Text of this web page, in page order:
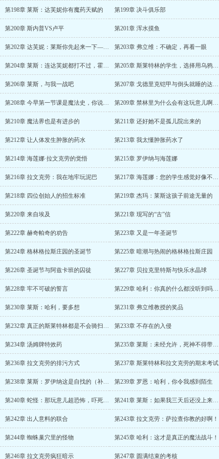
第198章 莱斯：达芙妮你有魔药天赋的 第199章 决斗俱乐部
第200章 斯内普VS卢平 第201章 浑水摸鱼
第202章 达芙妮：莱斯你先起来一下——在座的各位，都是垃圾 第203章 弗立维：不确定，再看一眼
第204章 莱斯：连达芙妮都打不过，霍格沃茨要完 第205章 斯莱特林的学生，选择用乌鸦抗击蛇群
第206章 莱斯，与我一战吧 第207章 戈德里克铠甲与倒头就睡的达芙妮
第208章 今早第一节课是魔法史，你说莱斯上课去了？！ 第209章 禁林里为什么会有这玩意儿啊？！
第210章 魔法界也是有进步的 第211章 还好她不是孤儿院出来的
第212章 让人体发生肿胀的药水 第213章 我太懂肿胀药水了
第214章 海莲娜·拉文克劳的觉悟 第215章 罗伊纳与海莲娜
第216章 拉文克劳：我在地牢玩泥巴 第217章 海莲娜：您的学生感觉好像不太聪明诶
第218章 四位创始人的招生标准 第219章 杰玛：莱斯这孩子前途无量的
第220章 来自埃及 第221章 现写的“古”信
第222章 赫奇帕奇的劝告 第223章 又是一年圣诞节
第224章 格林格拉斯庄园的圣诞节 第225章 暗潮与热闹的格林格拉斯庄园
第226章 圣诞节与阿兹卡班的囚徒 第227章 贝拉克里特斯与快乐水晶球
第228章 牢不可破的誓言 第229章 哈利：你真的什么都没听到吗？（二合一）
第230章 莱斯：哈利，要多想 第231章 弗立维教授的奖品
第232章 真正的斯莱特林都是不会骑扫帚的 第233章 不存在的入侵
第234章 汤姆牌特效药 第235章 莱斯：未经允许，死神不得带走灵魂
第236章 拉文克劳的排污方式 第237章 斯莱特林和拉文克劳的期末考试
第238章 莱斯：罗伊纳这是自找的（补更） 第239章 罗恩：哈利，你令我感到陌生
第240章 蛇怪：那玩意儿超恐怖，吓死宝宝了 第241章 莱斯：如果我三天后还没上来，请打开这个包裹
第242章 出人意料的联合 第243章 拉文克劳：萨拉查你教的好啊！
第244章 蜘蛛巢穴里的怪物 第245章 哈利：这才是真正的魔法战斗！
第246章 拉文克劳疯狂暗示 第247章 圆满结束的考核